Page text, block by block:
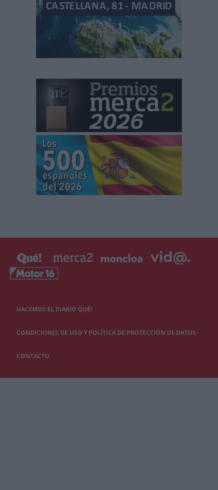
HACEMOS EL DIARIO QUÉ!
CONDICIONES DE USO Y POLÍTICA DE PROTECCIÓN DE DATOS
CONTACTO